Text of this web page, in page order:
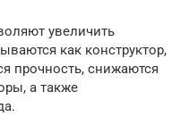
увеличить
как конструктор,
прочность, снижаются
а также